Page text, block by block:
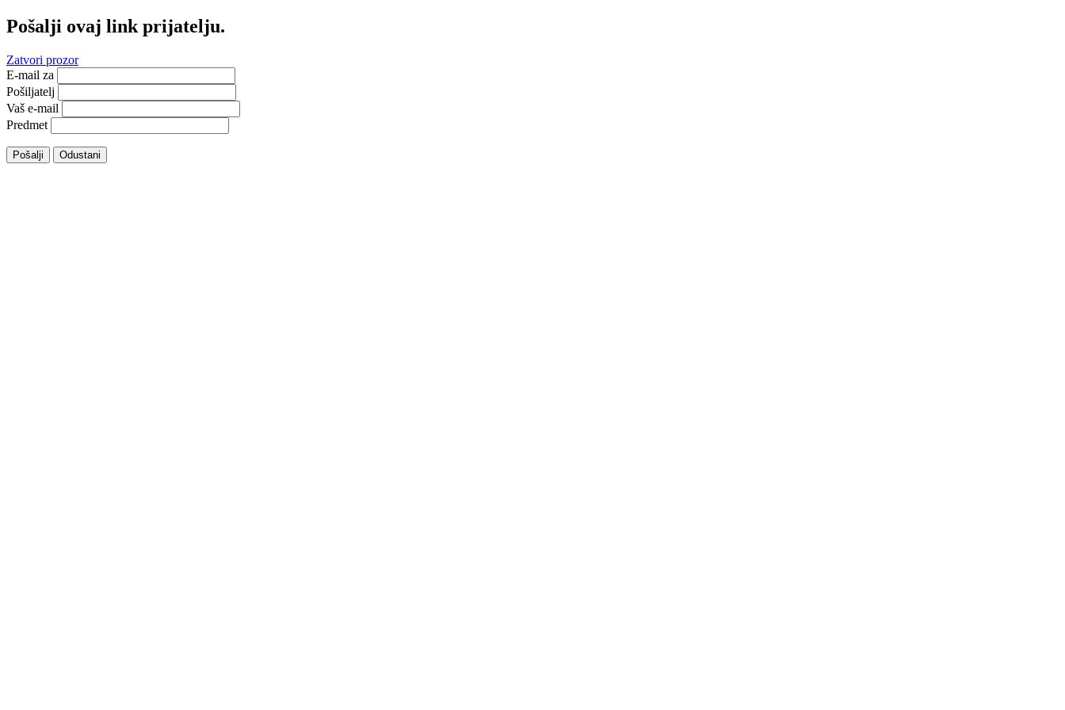
Pošalji ovaj link prijatelju.
Zatvori prozor
E-mail za
Pošiljatelj
Vaš e-mail
Predmet
Pošalji Odustani